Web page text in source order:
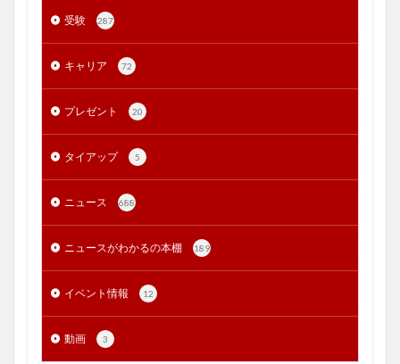
受験 287
キャリア 72
プレゼント 20
タイアップ 5
ニュース 688
ニュースがわかるの本棚 189
イベント情報 12
動画 3